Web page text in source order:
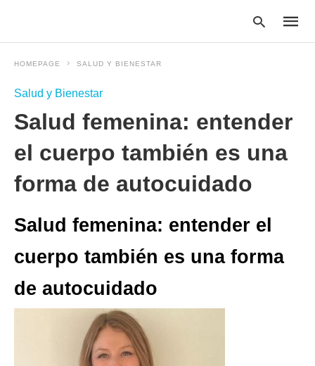
your
search
and
HOMEPAGE SALUD Y BIENESTAR
Salud y Bienestar
Salud femenina: entender
el cuerpo también es una
forma de autocuidado
Salud femenina: entender el
cuerpo también es una forma
de autocuidado